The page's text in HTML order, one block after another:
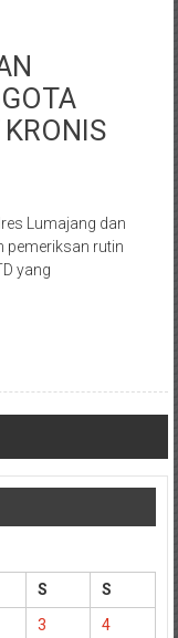
Lumajang dan
pemeriksan rutin
yang
S
S
3 4